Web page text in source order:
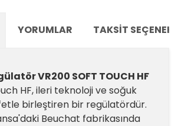
YORUMLAR TAKSIT
VR200 SOFT TOUCH HF
HF, ileri teknoloji ve soğuk
birleştiren bir regülatördür.
Beuchat fabrikasında